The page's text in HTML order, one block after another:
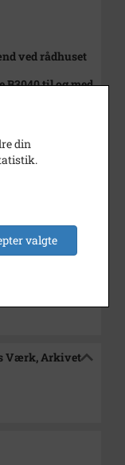
ved rådhuset
B3040 til og med
Frederiks Værk,
Værk, Arkivet
din
valgte